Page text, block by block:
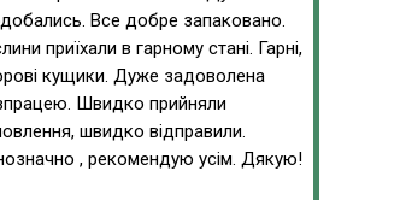
Все добре запаковано.
приїхали в гарному стані. Гарні,
кущики. Дуже задоволена
Швидко прийняли
швидко відправили.
, рекомендую усім. Дякую!